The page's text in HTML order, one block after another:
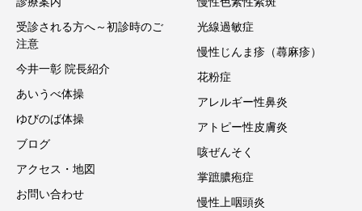
受診される方へ～初診時のご
注意
今井一彰 院長紹介
あいうべ体操
ゆびのば体操
ブログ
アクセス・地図
お問い合わせ
光線過敏症
慢性じんま疹（蕁麻疹）
花粉症
アレルギー性鼻炎
アトピー性皮膚炎
咳ぜんそく
掌蹠膿疱症
慢性上咽頭炎